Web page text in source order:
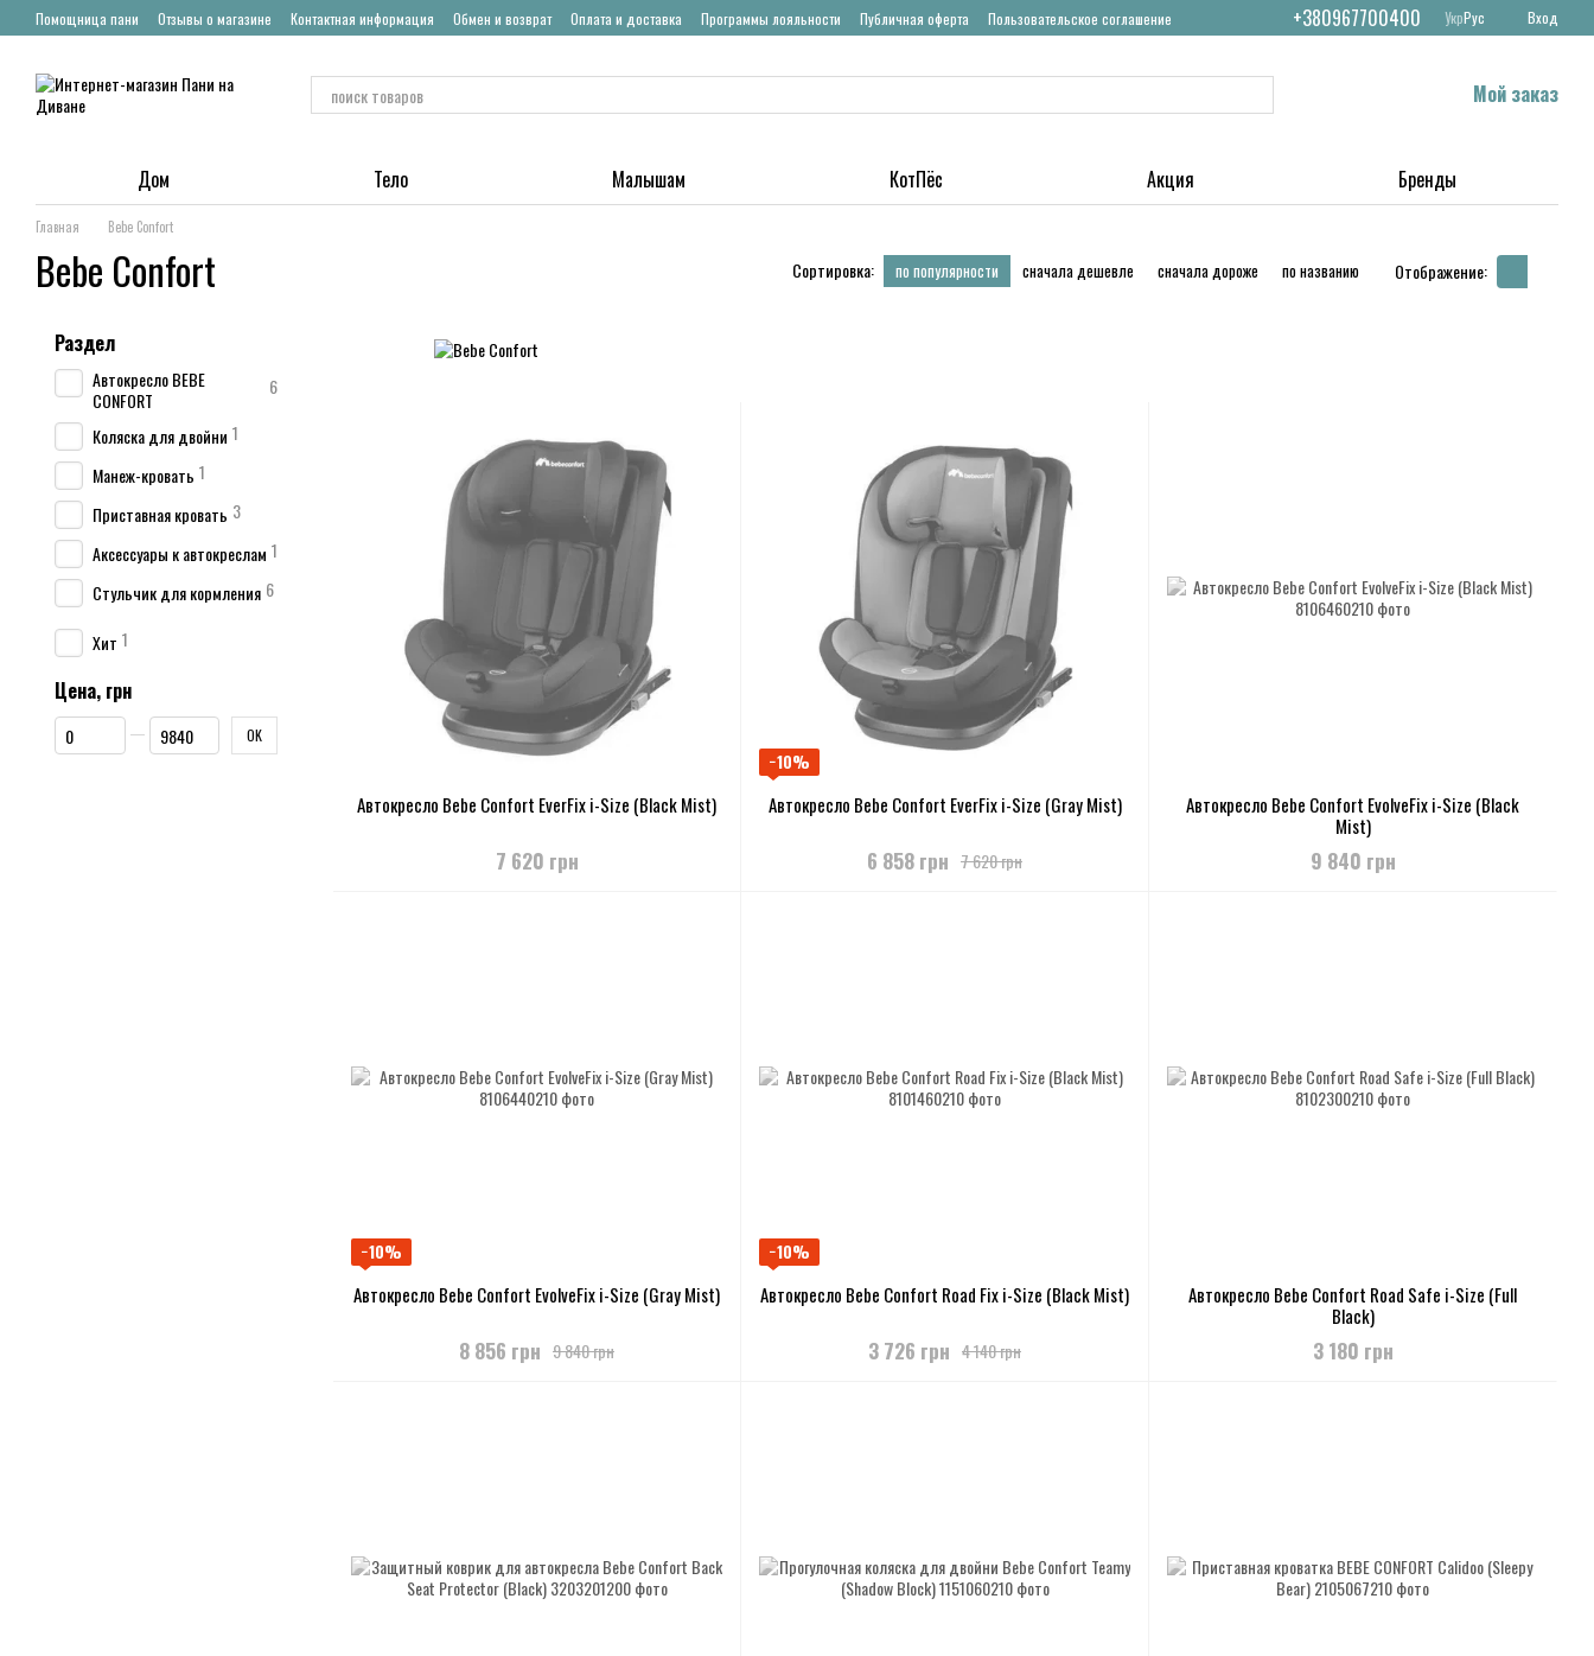
Перейти к основному контенту
Помощница пани Отзывы о магазине Контактная информация Обмен и возврат Оплата и доставка Программы лояльности Публичная оферта Пользовательское соглашение +380967700400 УкрРус Вход
Мой заказ
Дом Тело Малышам КотПёс Акция Бренды
Главная Bebe Confort
Bebe Confort Сортировка: по популярности сначала дешевле сначала дороже по названию Отображение:
Автокресло Bebe Confort EverFix i-Size (Black Mist)
7 620 грн
−10%
Автокресло Bebe Confort EverFix i-Size (Gray Mist)
7 620 грн
6 858 грн
Автокресло Bebe Confort EvolveFix i-Size (Black
Mist)
9 840 грн
−10%
Автокресло Bebe Confort EvolveFix i-Size (Gray Mist)
9 840 грн
8 856 грн
−10%
Автокресло Bebe Confort Road Fix i-Size (Black Mist)
4 140 грн
3 726 грн
Автокресло Bebe Confort Road Safe i-Size (Full
Black)
3 180 грн
Раздел
Автокресло BEBE
CONFORT
6
Коляска для двойни 1
Манеж-кровать 1
Приставная кровать 3
Аксессуары к автокреслам 1
Стульчик для кормления 6
Хит 1
Цена, грн
От Цена, грн
До Цена, грн OK